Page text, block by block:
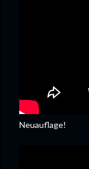
Neuauflage!